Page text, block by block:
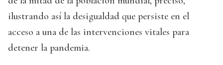
ilustrando así la desigualdad que persiste en el
acceso a una de las intervenciones vitales para
detener la pandemia.